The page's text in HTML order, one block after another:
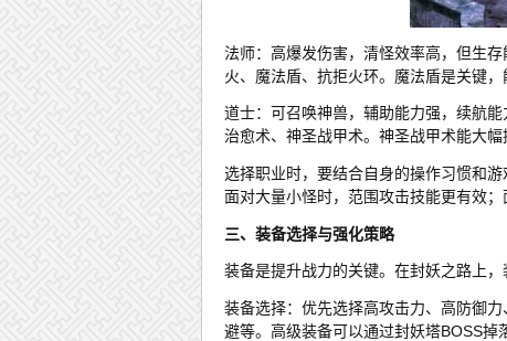
法师：高爆发伤害，清怪效率高，但生
火、魔法盾、抗拒火环。魔法盾是关键，
道士：可召唤神兽，辅助能力强，续航
治愈术、神圣战甲术。神圣战甲术能大幅
选择职业时，要结合自身的操作习惯和
面对大量小怪时，范围攻击技能更有效
三、装备选择与强化策略
装备是提升战力的关键。在封妖之路上，
装备选择：优先选择高攻击力、高防御
避等。高级装备可以通过封妖塔BOSS掉